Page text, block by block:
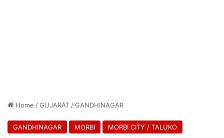
Home /GUJARAT /GANDHINAGAR
GANDHINAGAR MORBI MORBI CITY / TALUKO